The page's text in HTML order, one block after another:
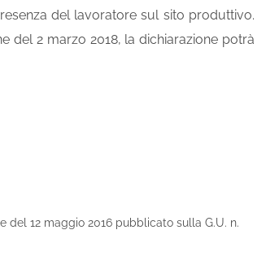
del lavoratore sul sito produttivo.
del 2 marzo 2018, la dichiarazione potrà
12 maggio 2016 pubblicato sulla G.U. n.